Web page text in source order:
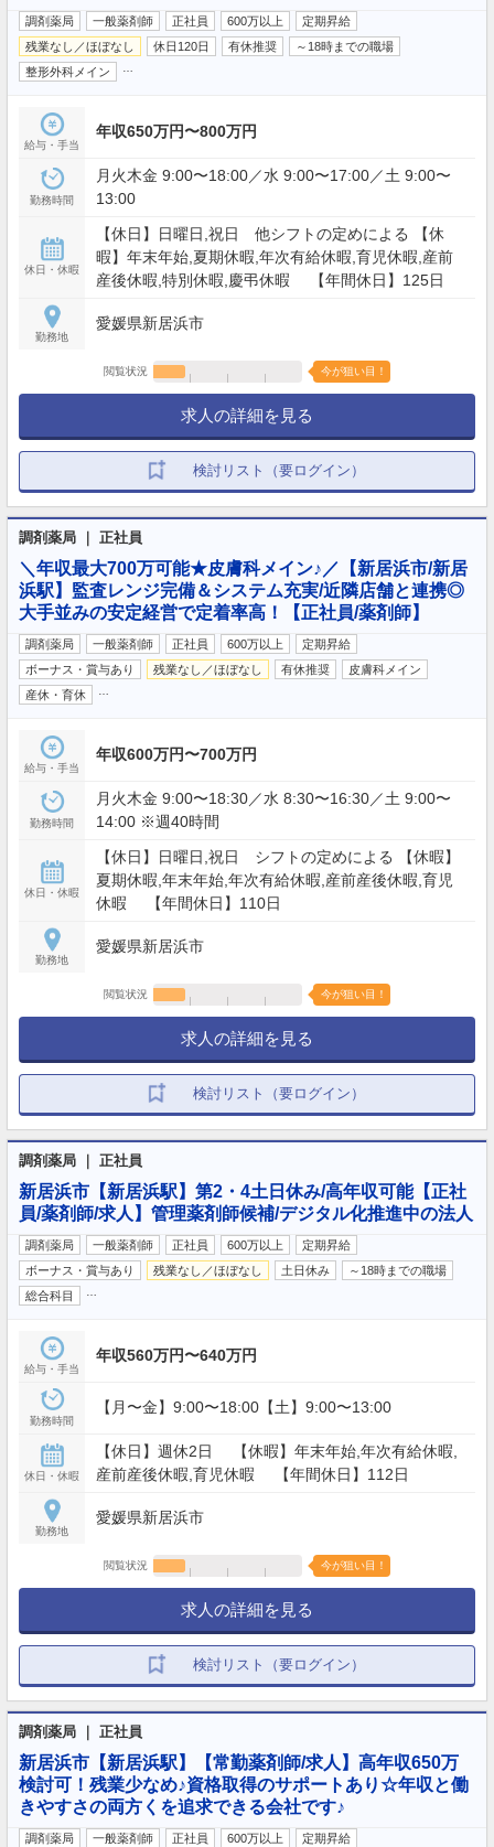
調剤薬局 一般薬剤師 正社員 600万以上
定期昇給
残業なし／ほぼなし
休日120日 有休推奨
～18時までの職場
整形外科メイン
給与・手当
年収650万円〜800万円
勤務時間
月火木金 9:00〜18:00／水 9:00〜17:00／土 9:00〜
13:00
休日・休暇
【休日】日曜日,祝日 他シフトの定めによる 【休
暇】年末年始,夏期休暇,年次有給休暇,育児休暇,産前
産後休暇,特別休暇,慶弔休暇 【年間休日】125日
勤務地
愛媛県新居浜市
閲覧状況 今が狙い目！
求人の詳細を見る
検討リスト（要ログイン）
調剤薬局 ｜ 正社員
＼年収最大700万可能★皮膚科メイン♪／【新居浜市/新居
浜駅】監査レンジ完備＆システム充実/近隣店舗と連携◎
大手並みの安定経営で定着率高！【正社員/薬剤師】
調剤薬局 一般薬剤師 正社員 600万以上
定期昇給
ボーナス・賞与あり
残業なし／ほぼなし 有休推奨
皮膚科メイン
産休・育休
給与・手当
年収600万円〜700万円
勤務時間
月火木金 9:00〜18:30／水 8:30〜16:30／土 9:00〜
14:00 ※週40時間
休日・休暇
【休日】日曜日,祝日 シフトの定めによる 【休暇】
夏期休暇,年末年始,年次有給休暇,産前産後休暇,育児
休暇 【年間休日】110日
勤務地
愛媛県新居浜市
閲覧状況 今が狙い目！
求人の詳細を見る
検討リスト（要ログイン）
調剤薬局 ｜ 正社員
新居浜市【新居浜駅】第2・4土日休み/高年収可能【正社
員/薬剤師/求人】管理薬剤師候補/デジタル化推進中の法人
調剤薬局 一般薬剤師 正社員 600万以上
定期昇給
ボーナス・賞与あり
残業なし／ほぼなし 土日休み
～18時までの職場
総合科目
給与・手当
年収560万円〜640万円
勤務時間
【月〜金】9:00〜18:00【土】9:00〜13:00
休日・休暇
【休日】週休2日 【休暇】年末年始,年次有給休暇,
産前産後休暇,育児休暇 【年間休日】112日
勤務地
愛媛県新居浜市
閲覧状況 今が狙い目！
求人の詳細を見る
検討リスト（要ログイン）
調剤薬局 ｜ 正社員
新居浜市【新居浜駅】【常勤薬剤師/求人】高年収650万
検討可！残業少なめ♪資格取得のサポートあり☆年収と働
きやすさの両方くを追求できる会社です♪
調剤薬局 一般薬剤師 正社員 600万以上 定期昇給